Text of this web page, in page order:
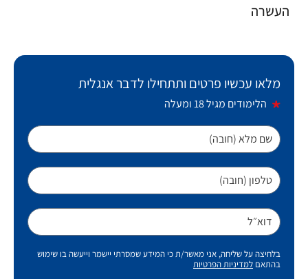
העשרה
מלאו עכשיו פרטים ותתחילו לדבר אנגלית
הלימודים מגיל 18 ומעלה
שם מלא (חובה)
טלפון (חובה)
דוא״ל
בלחיצה על שליחה, אני מאשר/ת כי המידע שמסרתי יישמר וייעשה בו שימוש
בהתאם למדיניות הפרטיות